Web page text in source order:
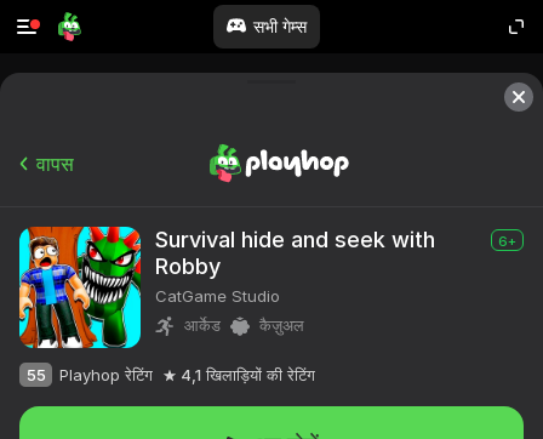
सभी गेम्स
वापस
Survival hide and seek with
Robby
6+
CatGame Studio
आर्केड
कैज़ुअल
55 Playhop रेटिंग 4,1 खिलाड़ियों की रेटिंग